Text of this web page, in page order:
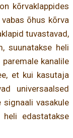
kõrvaklappides
õhus kõrva
tuvastavad,
suunatakse heli
kanalile
et kui kasutaja
universaalsed
signaali vasakule
edastatakse